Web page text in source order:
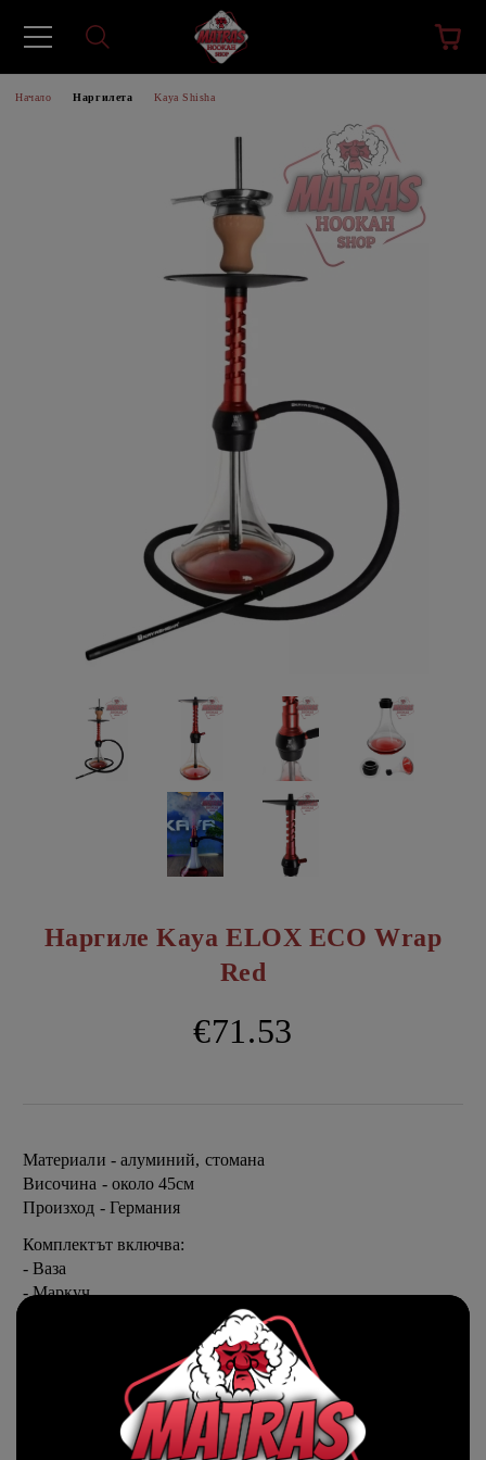
Начало Наргилета Kaya Shisha
Наргиле Kaya ELOX ECO Wrap
Red
€71.53
Материали - алуминий, стомана
Височина - около 45см
Произход - Германия
Комплектът включва:
- Ваза
- Маркуч
Ориентировъчни цени за доставка